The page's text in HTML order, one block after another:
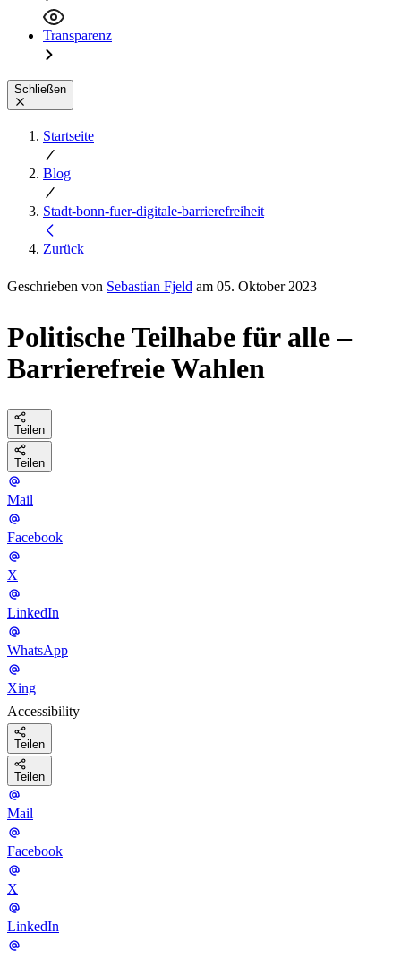
Transparenz
Schließen
Startseite
Blog
Stadt-bonn-fuer-digitale-barrierefreiheit
Zurück
Geschrieben von Sebastian Fjeld am 05. Oktober 2023
Politische Teilhabe für alle –
Barrierefreie Wahlen
Teilen
Teilen
Mail
Facebook
X
LinkedIn
WhatsApp
Xing
Accessibility
Teilen
Teilen
Mail
Facebook
X
LinkedIn